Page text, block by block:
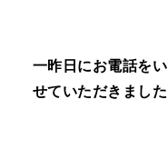
一昨日にお電話を
せていただきました